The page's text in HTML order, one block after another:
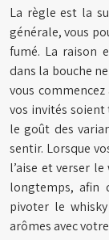
La règle est la
générale, vous
fumé. La raison
dans la bouche
vous
vos invités
le goût des
sentir. Lorsque
l’aise et verser
longtemps, afin
pivoter le
arômes avec